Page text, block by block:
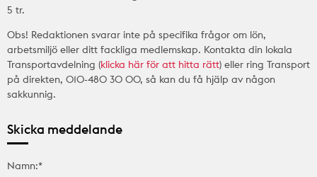
5 tr.
Obs! Redaktionen svarar inte på specifika frågor om lön,
arbetsmiljö eller ditt fackliga medlemskap. Kontakta din lokala
Transportavdelning (klicka här för att hitta rätt) eller ring Transport
på direkten, 010-480 30 00, så kan du få hjälp av någon
sakkunnig.
Skicka meddelande
Namn:*